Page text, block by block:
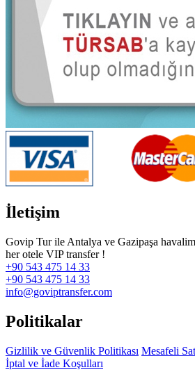
İletişim
Govip Tur ile Antalya ve Gazipaşa
her otele VIP transfer !
+90 543 475 14 33
+90 543 475 14 33
info@goviptransfer.com
Politikalar
Gizlilik ve Güvenlik Politikası Mesafeli
İptal ve İade Koşulları